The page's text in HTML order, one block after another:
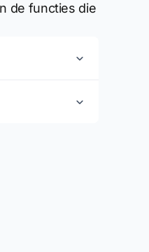
de functies die